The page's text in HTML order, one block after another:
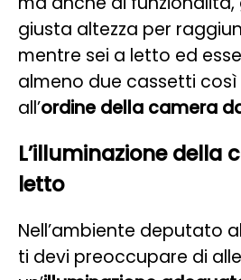
giusta altezza per
mentre sei a letto ed
almeno due cassetti
all’ordine della camera
L’illuminazione della
letto
Nell’ambiente deputato
ti devi preoccupare di